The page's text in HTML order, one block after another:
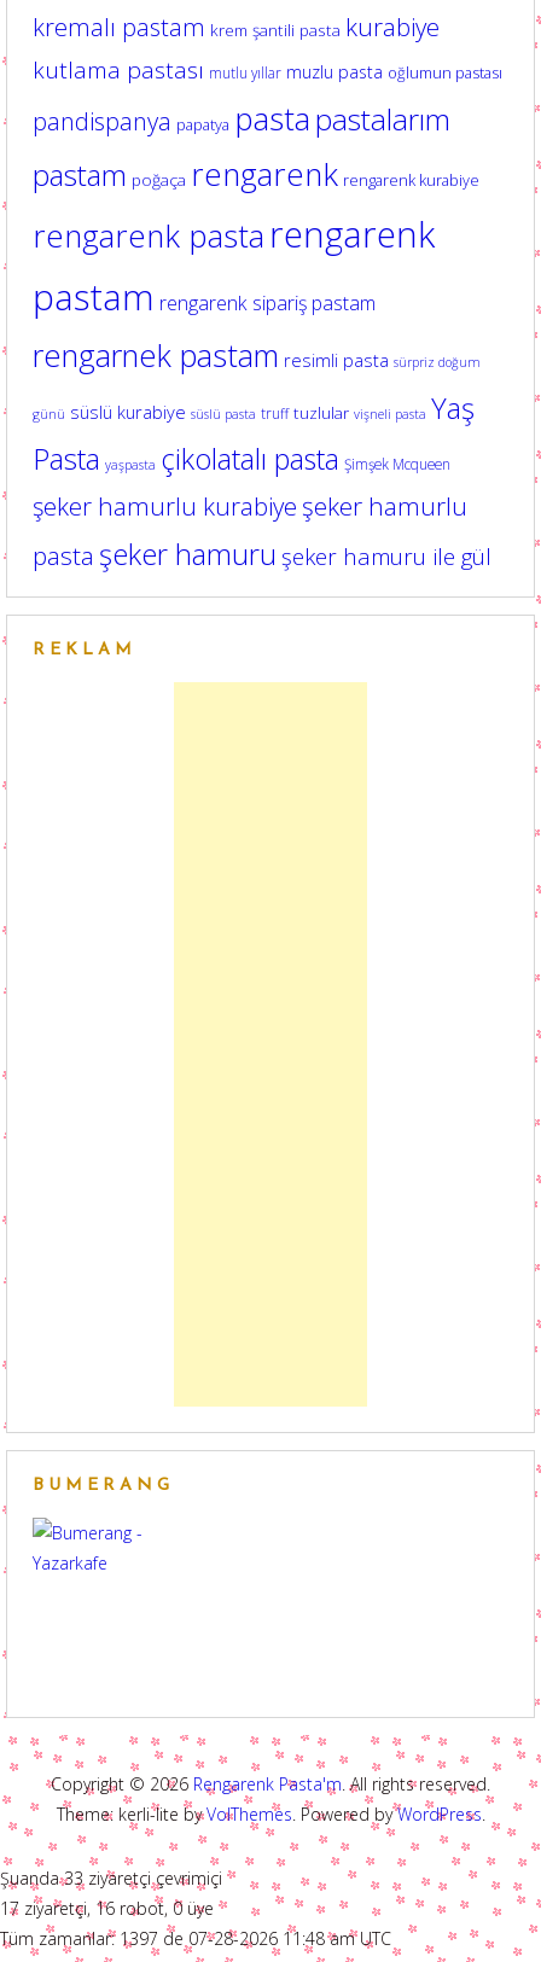
kremalı pastam krem şantili pasta kurabiye
kutlama pastası mutlu yıllar muzlu pasta oğlumun pastası
pandispanya papatya pasta pastalarım
pastam poğaça rengarenk rengarenk kurabiye
rengarenk pasta rengarenk
pastam rengarenk sipariş pastam
rengarnek pastam resimli pasta sürpriz doğum
günü süslü kurabiye süslü pasta truff tuzlular vişneli pasta Yaş
Pasta yaşpasta çikolatalı pasta Şimşek Mcqueen
şeker hamurlu kurabiye şeker hamurlu
pasta şeker hamuru şeker hamuru ile gül
REKLAM
BUMERANG
Copyright © 2026 Rengarenk Pasta'm. All rights reserved.
Theme: kerli-lite byVolThemes. Powered byWordPress.
Şuanda 33 ziyaretçi çevrimiçi
17 ziyaretçi, 16 robot, 0 üye
Tüm zamanlar: 1397 de 07-28-2026 11:48 am UTC